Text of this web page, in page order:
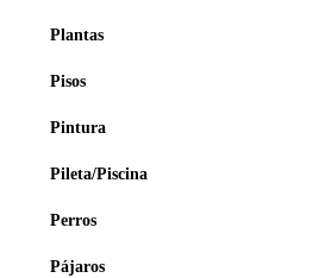
Plantas
Pisos
Pintura
Pileta/Piscina
Perros
Pájaros